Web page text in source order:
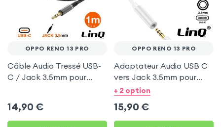
OPPO RENO 13 PRO
Câble Audio Tressé USB-
C / Jack 3.5mm pour
14,90 €
OPPO RENO 13 PRO
Adaptateur Audio USB C
vers Jack 3.5mm pour
Oppo Reno 13 Pro
+ 2 option
15,90 €